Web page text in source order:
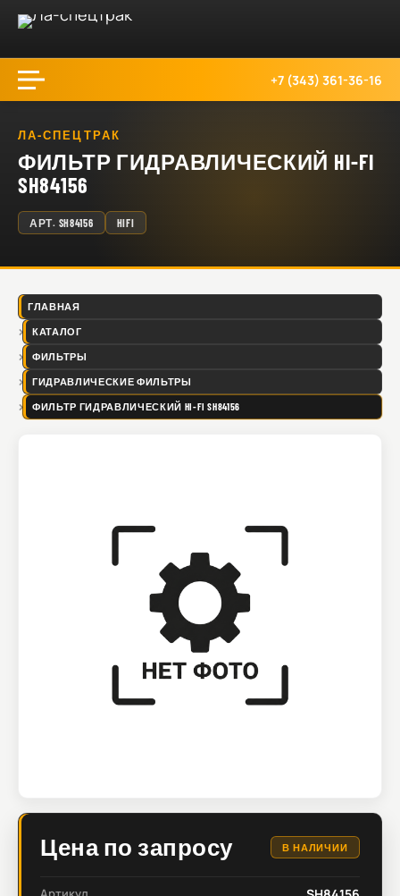
+7 (343) 361-36-16
ЛА-СПЕЦТРАК
ФИЛЬТР ГИДРАВЛИЧЕСКИЙ HI-FI
SH84156
АРТ. SH84156 HIFI
ГЛАВНАЯ
КАТАЛОГ
ФИЛЬТРЫ
ГИДРАВЛИЧЕСКИЕ ФИЛЬТРЫ
ФИЛЬТР ГИДРАВЛИЧЕСКИЙ HI-FI SH84156
Цена по запросу В НАЛИЧИИ